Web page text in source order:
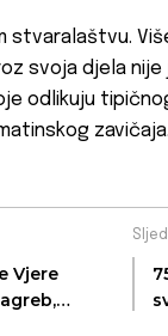
stvaralaštvu.
svoja djela
odlikuju
zavičaja.
Vjere